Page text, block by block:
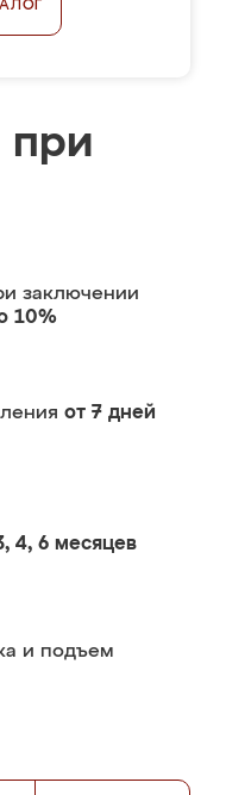
при
заключении
10%
от 7 дней
4, 6 месяцев
и подъем